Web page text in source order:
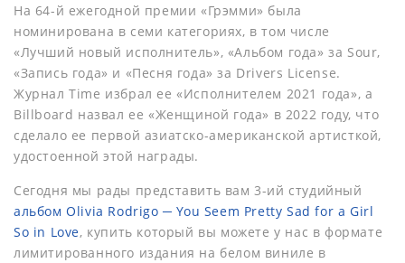
На 64-й ежегодной премии «Грэмми» была
номинирована в семи категориях, в том числе
«Лучший новый исполнитель», «Альбом года» за Sour,
«Запись года» и «Песня года» за Drivers License.
Журнал Time избрал ее «Исполнителем 2021 года», а
Billboard назвал ее «Женщиной года» в 2022 году, что
сделало ее первой азиатско-американской артисткой,
удостоенной этой награды.
Сегодня мы рады представить вам 3-ий студийный
альбом Olivia Rodrigo ─ You Seem Pretty Sad for a Girl
So in Love, купить который вы можете у нас в формате
лимитированного издания на белом виниле в